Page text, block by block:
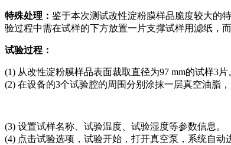
特殊处理： 鉴于本次测试改性淀粉膜样品脆度较大的
验过程中需在试样的下方放置一片支撑试样用滤纸，
试验过程：
(1) 从改性淀粉膜样品表面裁取直径为97 mm的试样3片
(2) 在设备的3个试验腔的周围分别涂抹一层真空油脂
(3) 设置试样名称、试验温度、试验湿度等参数信息。
(4) 点击试验选项，试验开始，打开真空泵，系统自动